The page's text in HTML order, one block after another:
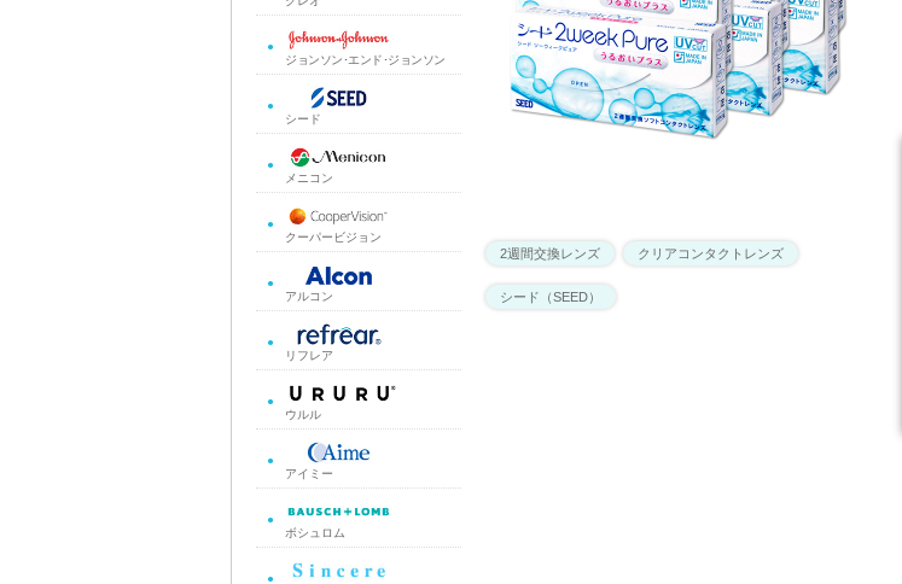
2週間交換レンズ クリアコンタクトレンズ
シード（SEED）
ジョンソン･エンド･ジョンソン
シード
メニコン
クーパービジョン
アルコン
リフレア
ウルル
アイミー
ボシュロム